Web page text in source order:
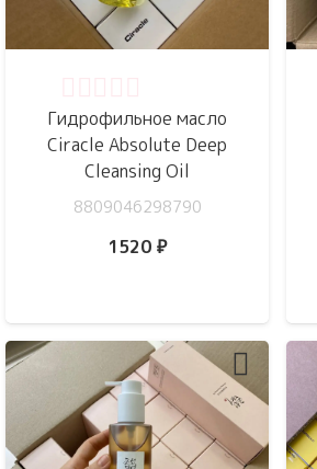
Гидрофильное масло
Ciracle Absolute Deep
Cleansing Oil
8809046298790
1520 ₽